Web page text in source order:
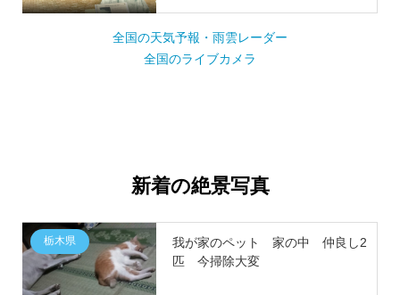
全国の天気予報・雨雲レーダー
全国のライブカメラ
新着の絶景写真
栃木県
我が家のペット 家の中 仲良し2
匹 今掃除大変